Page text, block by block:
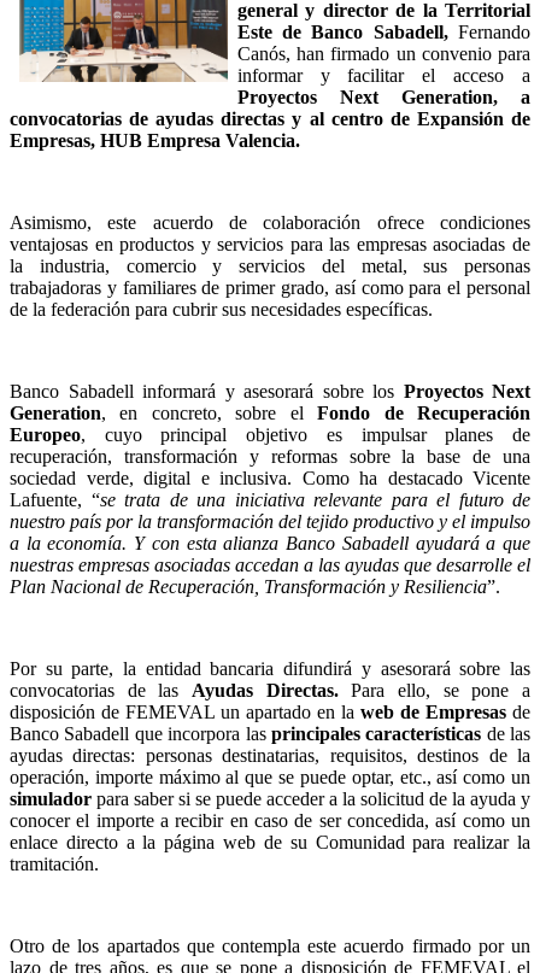
general y director de la Territorial
Este de Banco Sabadell, Fernando
Canós, han firmado un convenio para
informar y facilitar el acceso a
Proyectos Next Generation, a
convocatorias de ayudas directas y al centro de Expansión de
Empresas, HUB Empresa Valencia.
Asimismo, este acuerdo de colaboración ofrece condiciones
ventajosas en productos y servicios para las empresas asociadas de
la industria, comercio y servicios del metal, sus personas
trabajadoras y familiares de primer grado, así como para el personal
de la federación para cubrir sus necesidades específicas.
Banco Sabadell informará y asesorará sobre los Proyectos Next
Generation, en concreto, sobre elFondo de Recuperación
Europeo, cuyo principal objetivo es impulsar planes de
recuperación, transformación y reformas sobre la base de una
sociedad verde, digital e inclusiva. Como ha destacado Vicente
Lafuente, “se trata de una iniciativa relevante para el futuro de
nuestro país por la transformación del tejido productivo y el impulso
a la economía. Y con esta alianza Banco Sabadell ayudará a que
nuestras empresas asociadas accedan a las ayudas que desarrolle el
Plan Nacional de Recuperación, Transformación y Resiliencia”.
Por su parte, la entidad bancaria difundirá y asesorará sobre las
convocatorias de las Ayudas Directas.Para ello, se pone a
disposición de FEMEVAL un apartado en la web de Empresas de
Banco Sabadell que incorpora las principales características de las
ayudas directas: personas destinatarias, requisitos, destinos de la
operación, importe máximo al que se puede optar, etc., así como un
simulador para saber si se puede acceder a la solicitud de la ayuda y
conocer el importe a recibir en caso de ser concedida, así como un
enlace directo a la página web de su Comunidad para realizar la
tramitación.
Otro de los apartados que contempla este acuerdo firmado por un
lazo de tres años, es que se pone a disposición de FEMEVAL el